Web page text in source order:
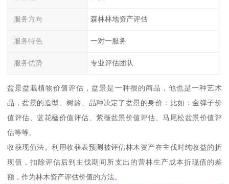
服务方向 森林林地资产评估
服务特色 一对一服务
服务优势 专业评估团队
盆景盆栽植物价值评估，盆景是一种很的商品，他也是一种艺术
品，盆景的造型、树龄、品种决定了盆景的身价：比如：金弹子价
值评估、蓝花楹价值评估、紫薇盆景价值评估、马尾松盆景价值评
估等等。
收获现值法。利用收获表预测被评估林木资产在主伐时纯收益的折
现值，扣除评估后到主伐期间所支出的营林生产成本折现值的差
额，作为林木资产评估价值的方法。